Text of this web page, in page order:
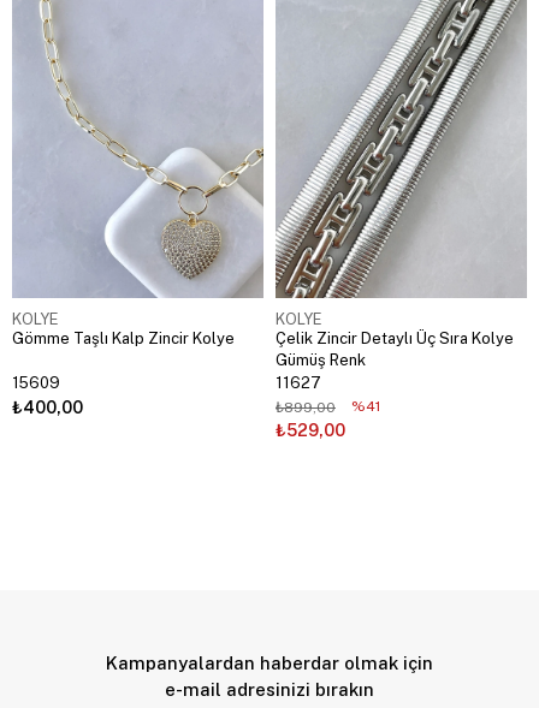
KOLYE
Gömme Taşlı Kalp Zincir Kolye
15609
₺400,00
KOLYE
Çelik Zincir Detaylı Üç Sıra Kolye
Gümüş Renk
11627
₺529,00
₺899,00 %41
Kampanyalardan haberdar olmak için
e-mail adresinizi bırakın